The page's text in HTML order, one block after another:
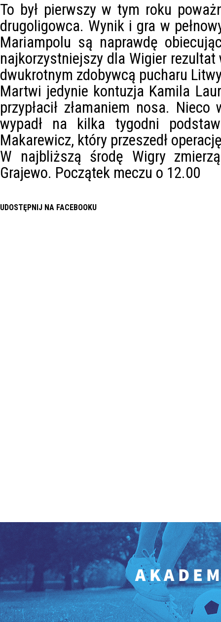
To był pierwszy w tym roku
drugoligowca. Wynik i gra w
Mariampolu są naprawdę
najkorzystniejszy dla Wigier
dwukrotnym zdobywcą pucharu
Martwi jedynie kontuzja Kamila
przypłacił złamaniem nosa.
wypadł na kilka tygodni
Makarewicz, który przeszedł
W najbliższą środę Wigry
Grajewo. Początek meczu o 12.00
UDOSTĘPNIJ NA FACEBOOKU